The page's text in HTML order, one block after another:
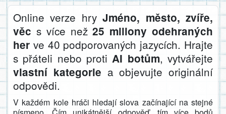
Online verze hryJméno, město, zvíře,
věc s více než25 miliony odehraných
her ve 40 podporovaných jazycích. Hrajte
s přáteli nebo protiAI botům, vytvářejte
vlastní kategorie a objevujte originální
odpovědi.
V každém kole hráči hledají slova začínající na stejné